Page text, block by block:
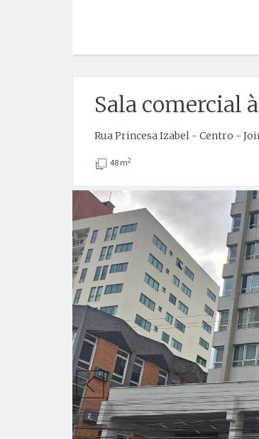
Sala comercial
Rua Princesa Izabel - Centro -
48 m2
Anterior